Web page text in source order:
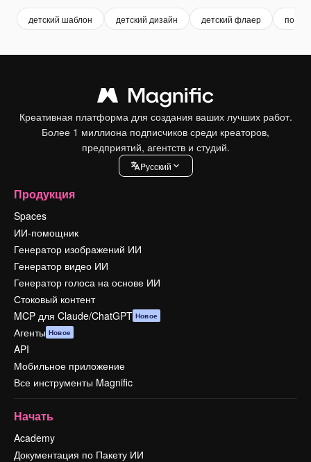
детский шаблон детский дизайн детский флаер пост
Креативная платформа для создания ваших лучших работ.
Более 1 миллиона подписчиков среди креаторов,
предприятий, агентств и студий.
Pусский
Продукция
Spaces
ИИ-помощник
Генератор изображений ИИ
Генератор видео ИИ
Генератор голоса на основе ИИ
Стоковый контент
MCP для Claude/ChatGPT Новое
Агенты Новое
API
Мобильное приложение
Все инструменты Magnific
Начать
Academy
Документация по Пакету ИИ